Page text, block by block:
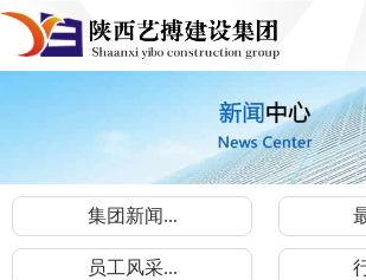
集团新闻...
员工风采...